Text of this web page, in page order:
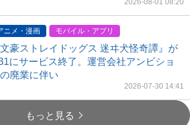
2026-08-01 08:20
ニメ・漫画 モバイル・アプリ
文豪ストレイドッグス 迷ヰ犬怪奇譚』が
にサービス終了。運営会社アンビショ
廃業に伴い
2026-07-30 14:41
もっと見る